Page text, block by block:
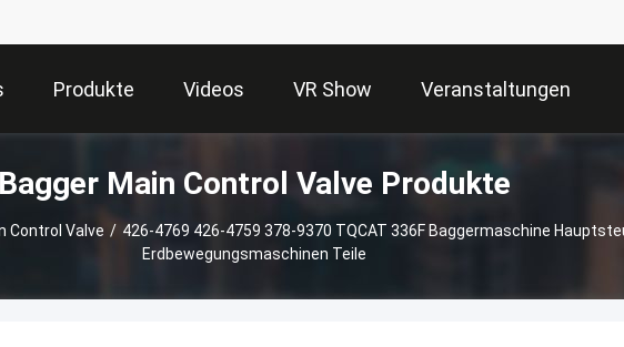
Produkte Videos VR Show Veranstaltungen
Bagger Main Control Valve Produkte
Control Valve / 426-4769 426-4759 378-9370 TQCAT 336F Baggermaschine
Erdbewegungsmaschinen Teile